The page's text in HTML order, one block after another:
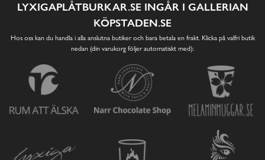
LYXIGAPLÅTBURKAR.SE INGÅR I GALLERIAN
KÖPSTADEN.SE
Hos oss kan du handla i alla anslutna butiker och bara betala en frakt. Klicka på valfri butik
nedan (din varukorg följer automatiskt med):